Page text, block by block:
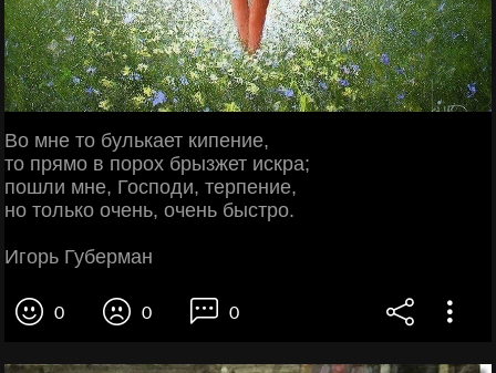
Во мне то булькает кипение,
то прямо в порох брызжет искра;
пошли мне, Господи, терпение,
но только очень, очень быстро.
Игорь Губерман
0 0 0